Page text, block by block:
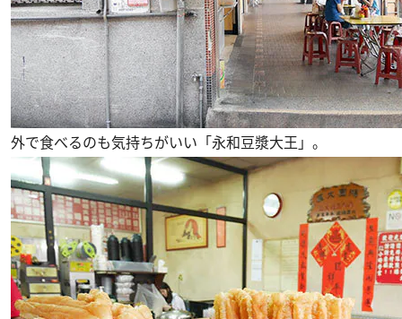
外で食べるのも気持ちがいい「永和豆漿大王」。